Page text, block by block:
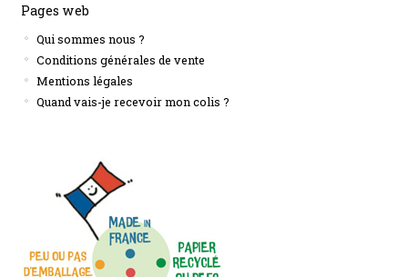
Pages web
Qui sommes nous ?
Conditions générales de vente
Mentions légales
Quand vais-je recevoir mon colis ?